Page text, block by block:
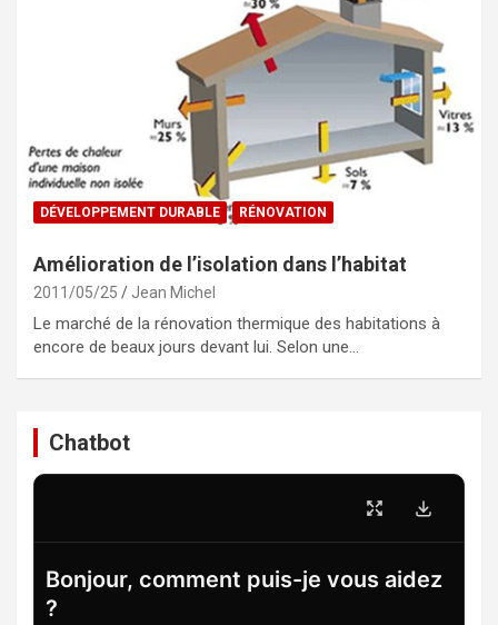
DÉVELOPPEMENT DURABLE RÉNOVATION
Amélioration de l’isolation dans l’habitat
2011/05/25 Jean Michel
Le marché de la rénovation thermique des habitations à
encore de beaux jours devant lui. Selon une…
Chatbot
Bonjour, comment puis-je vous aidez
?